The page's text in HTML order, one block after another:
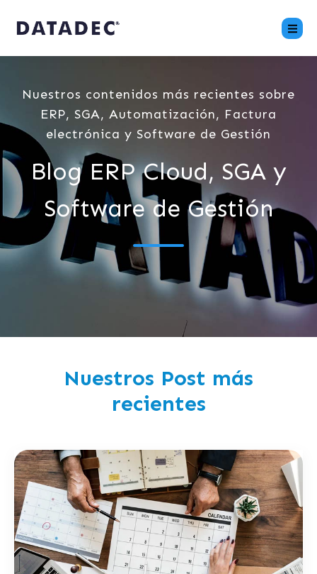
Nuestros contenidos más recientes sobre
ERP, SGA, Automatización, Factura
electrónica y Software de Gestión
Blog ERP Cloud, SGA y
Software de Gestión
Nuestros Post más
recientes